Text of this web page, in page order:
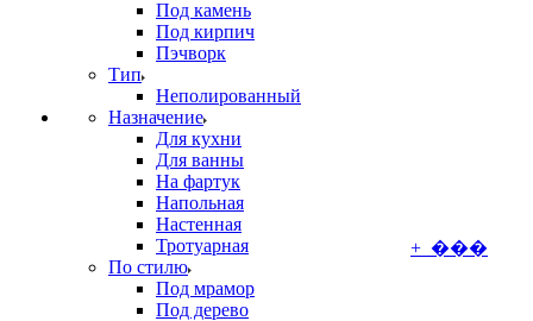
Под камень
Под кирпич
Пэчворк
Тип
Неполированный
Назначение
Для кухни
Для ванны
На фартук
Напольная
Настенная
Тротуарная
По стилю
Под мрамор
Под дерево
+ ���